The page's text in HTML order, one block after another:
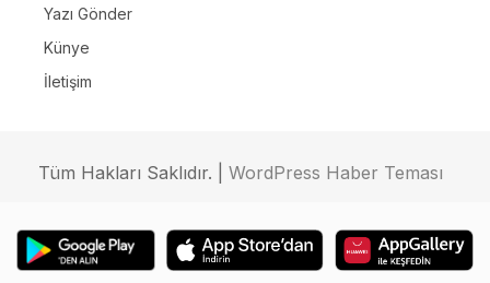
Yazı Gönder
Künye
İletişim
Tüm Hakları Saklıdır. | WordPress Haber Teması